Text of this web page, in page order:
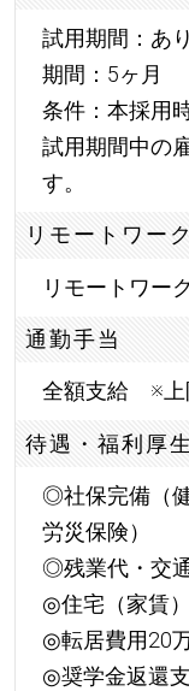
試用期間：あり
期間：5ヶ月
条件：本採用
試用期間中の
す。
リモートワー
リモートワー
通勤手当
全額支給 ※上
待遇・福利厚生
◎社保完備（
労災保険）
◎残業代・交
◎住宅（家賃
◎転居費用20
◎奨学金返還